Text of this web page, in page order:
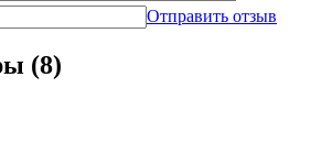
Отправить отзыв
(8)